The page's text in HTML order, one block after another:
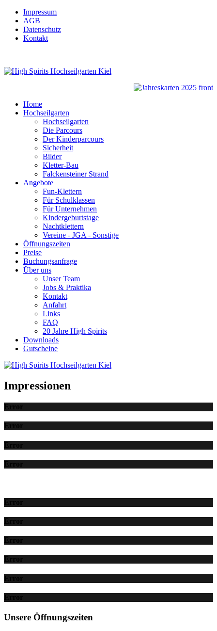
Impressum
AGB
Datenschutz
Kontakt
Home
Hochseilgarten
Hochseilgarten
Die Parcours
Der Kinderparcours
Sicherheit
Bilder
Kletter-Bau
Falckensteiner Strand
Angebote
Fun-Klettern
Für Schulklassen
Für Unternehmen
Kindergeburtstage
Nachtklettern
Vereine - JGA - Sonstige
Öffnungszeiten
Preise
Buchungsanfrage
Über uns
Unser Team
Jobs & Praktika
Kontakt
Anfahrt
Links
FAQ
20 Jahre High Spirits
Downloads
Gutscheine
Impressionen
Error
Error
Error
Error
Error
Error
Error
Error
Error
Error
Unsere Öffnungszeiten